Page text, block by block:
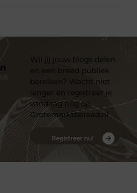
Wil jij jouw blogs delen
en een breed publiek
bereiken? Wacht niet
langer en registreer je
vandaag nog op
Grotemarktberaad.nl
Registreer nu!